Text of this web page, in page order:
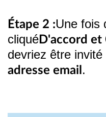
Étape 2 :Une fois
cliqué D'accord
devriez être invité
adresse email .